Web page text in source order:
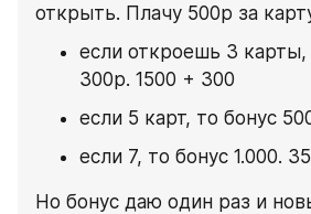
открыть. Плачу 500р за
если откроешь 3
300р. 1500 + 300
если 5 карт, то бонус
если 7, то бонус 1.000.
Но бонус даю один раз и